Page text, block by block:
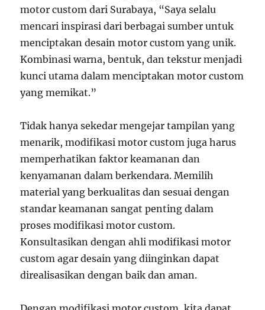
motor custom dari Surabaya, “Saya selalu
mencari inspirasi dari berbagai sumber untuk
menciptakan desain motor custom yang unik.
Kombinasi warna, bentuk, dan tekstur menjadi
kunci utama dalam menciptakan motor custom
yang memikat.”
Tidak hanya sekedar mengejar tampilan yang
menarik, modifikasi motor custom juga harus
memperhatikan faktor keamanan dan
kenyamanan dalam berkendara. Memilih
material yang berkualitas dan sesuai dengan
standar keamanan sangat penting dalam
proses modifikasi motor custom.
Konsultasikan dengan ahli modifikasi motor
custom agar desain yang diinginkan dapat
direalisasikan dengan baik dan aman.